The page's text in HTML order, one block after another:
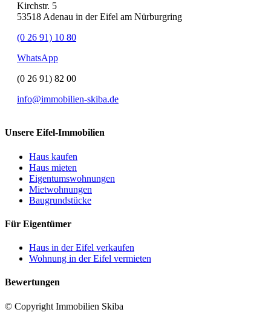
Kirchstr. 5
53518 Adenau in der Eifel am Nürburgring
(0 26 91) 10 80
WhatsApp
(0 26 91) 82 00
info@immobilien-skiba.de
Unsere Eifel-Immobilien
Haus kaufen
Haus mieten
Eigentumswohnungen
Mietwohnungen
Baugrundstücke
Für Eigentümer
Haus in der Eifel verkaufen
Wohnung in der Eifel vermieten
Bewertungen
© Copyright Immobilien Skiba